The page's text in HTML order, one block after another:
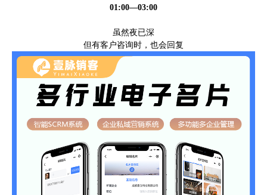
01:00—03:00
虽然夜已深
但有客户咨询时，也会回复